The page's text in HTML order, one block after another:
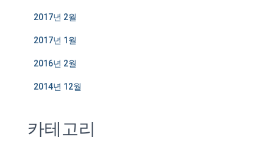
2017년 2월
2017년 1월
2016년 2월
2014년 12월
카테고리